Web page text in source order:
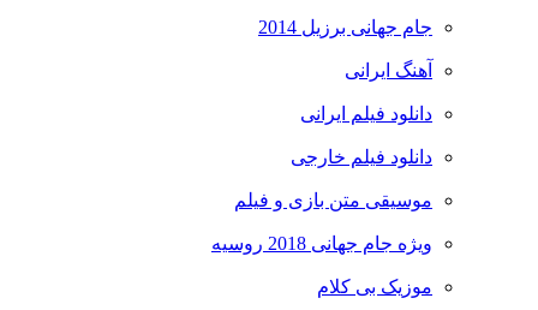
جام جهانی برزیل 2014
آهنگ ایرانی
دانلود فیلم ایرانی
دانلود فیلم خارجی
موسیقی متن بازی و فیلم
ویژه جام جهانی 2018 روسیه
موزیک بی کلام